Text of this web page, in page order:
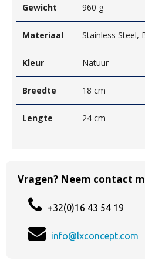
Gewicht 960 g
Materiaal Stainless Steel,
Kleur Natuur
Breedte 18 cm
Lengte 24 cm
Vragen? Neem contact
+32(0)16 43 54 19
info@lxconcept.com